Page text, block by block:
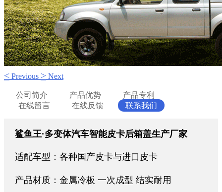
< Previous > Next
公司简介 产品优势
产品专利
在线留言
在线反馈 联系我们
鲨鱼王·多变体汽车智能皮卡后箱盖生产厂家
适配车型：各种国产皮卡与进口皮卡
产品材质：金属冷板 一次成型 结实耐用